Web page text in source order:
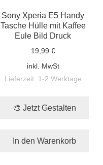
Sony Xperia E5 Handy
Tasche Hülle mit Kaffee
Eule Bild Druck
19,99 €
inkl. MwSt
Lieferzeit: 1-2 Werktage
🎨 Jetzt Gestalten
In den Warenkorb